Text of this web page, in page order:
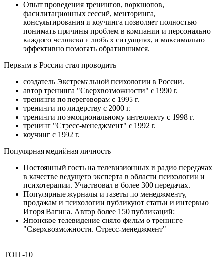
Опыт проведения тренингов, воркшопов,
фасилитационных сессий, менторинга,
консультирования и коучинга позволяет полностью
понимать причины проблем в компании и персонально
каждого человека в любых ситуациях, и максимально
эффективно помогать обратившимся.
Первым в России стал проводить
создатель Экстремальной психологии в России.
автор тренинга "Сверхвозможности" с 1990 г.
тренинги по переговорам с 1995 г.
тренинги по лидерству с 2000 г.
тренинги по эмоциональному интеллекту с 1998 г.
тренинг "Стресс-менеджмент" с 1992 г.
коучинг с 1992 г.
Популярная медийная личность
Постоянный гость на телевизионных и радио передачах
в качестве ведущего эксперта в области психологии и
психотерапии. Участвовал в более 300 передачах.
Популярные журналы и газеты по менеджменту,
продажам и психологии публикуют статьи и интервью
Игоря Вагина. Автор более 150 публикаций:
Японское телевидение сняло фильм о тренинге
"Сверхвозможности. Стресс-менеджмент"
ТОП -10